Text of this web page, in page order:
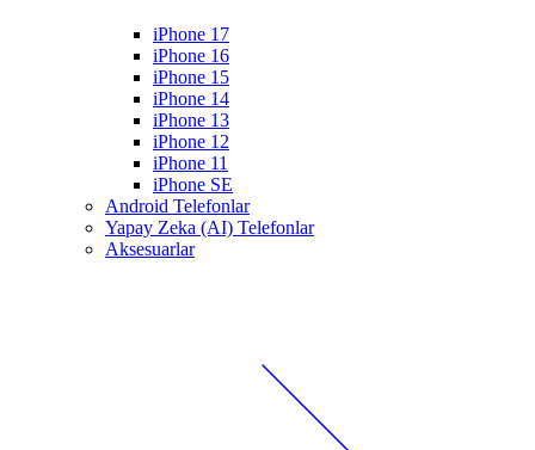
iPhone 17
iPhone 16
iPhone 15
iPhone 14
iPhone 13
iPhone 12
iPhone 11
iPhone SE
Android Telefonlar
Yapay Zeka (AI) Telefonlar
Aksesuarlar